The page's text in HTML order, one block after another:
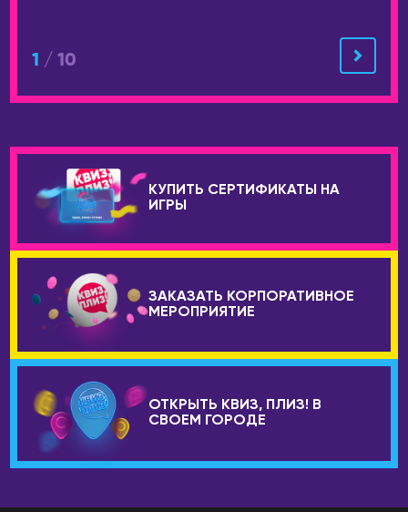
1 / 10
КУПИТЬ СЕРТИФИКАТЫ НА
ИГРЫ
ЗАКАЗАТЬ КОРПОРАТИВНОЕ
МЕРОПРИЯТИЕ
ОТКРЫТЬ КВИЗ, ПЛИЗ! В
СВОЕМ ГОРОДЕ